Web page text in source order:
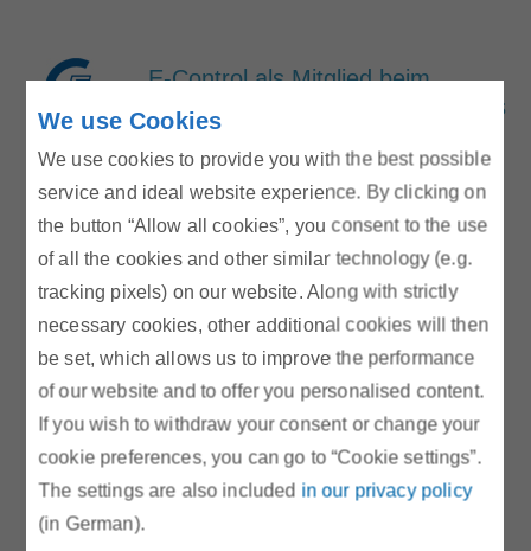
We use Cookies
We use cookies to provide you with the best possible
service and ideal website experience. By clicking on
the button “Allow all cookies”, you consent to the use
of all the cookies and other similar technology (e.g.
tracking pixels) on our website. Along with strictly
necessary cookies, other additional cookies will then
be set, which allows us to improve the performance
of our website and to offer you personalised content.
If you wish to withdraw your consent or change your
cookie preferences, you can go to “Cookie settings”.
The settings are also included in our privacy policy
(in German).
E-Control als Mitglied beim
internationalen Zusammenschluss
der Regulierungsbehörden ERRA
aufgenommen
ERRA mit mehr als 30 Mitgliedern
weltweit – Energy Regulators Regional
Association ERRA seit 2000 aktiv
Abteilungsleitung Gas: Dr. Carola
Millgramm
(10. Oktober 2018) – Mit 8. Oktober 2018
hat Dr. Carola Millgramm (53) die Leitung